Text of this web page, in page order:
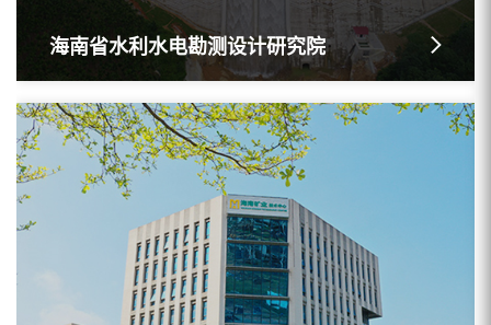
海南省水利水电勘测设计研究院